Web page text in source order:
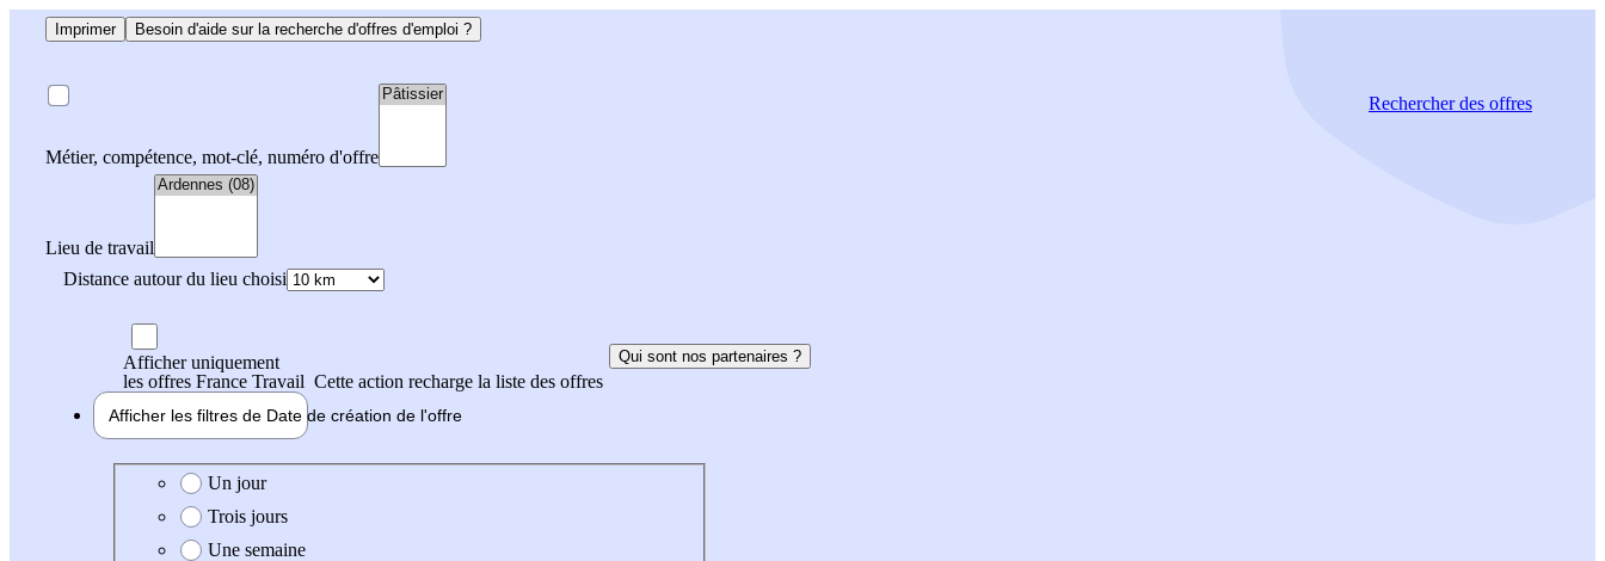
Imprimer Besoin d'aide sur la recherche d'offres d'emploi ?
Métier, compétence, mot-clé, numéro d'offre
Lieu de travail
Distance autour du lieu choisi
Rechercherdes offres
Afficher uniquement
les offres France Travail Cette action recharge la liste des offres
Qui sont nos partenaires ?
Afficher les filtres de Date de création de l'offre
Date de création de l'offre
Un jour
Trois jours
Une semaine